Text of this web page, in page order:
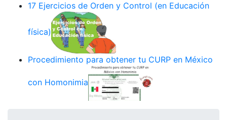
17 Ejercicios de Orden y Control (en Educación
física)
Procedimiento para obtener tu CURP en México
con Homonimia